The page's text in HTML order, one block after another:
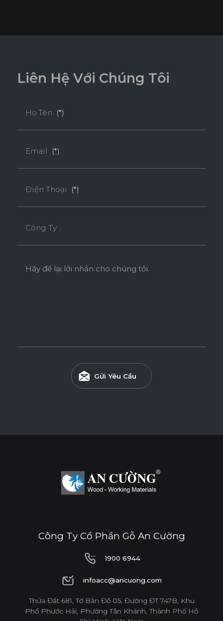
Liên Hệ Với Chúng Tôi
Họ Tên (*)
Email (*)
Điện Thoại (*)
Công Ty
Hãy để lại lời nhắn cho chúng tôi.
Gửi Yêu Cầu
Công Ty Cổ Phần Gỗ An Cường
1900 6944
1900 6944
infoacc@ancuong.com
infoacc@ancuong.com
Thửa Đất 681, Tờ Bản Đồ 05, Đường ĐT 747B, Khu
Phố Phước Hải, Phường Tân Khánh, Thành Phố Hồ